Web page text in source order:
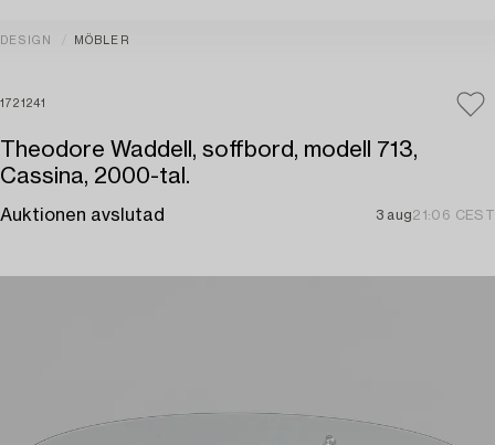
DESIGN MÖBLER
1721241
Theodore Waddell, soffbord, modell 713,
Cassina, 2000-tal.
Auktionen avslutad 3 aug21:06 CEST